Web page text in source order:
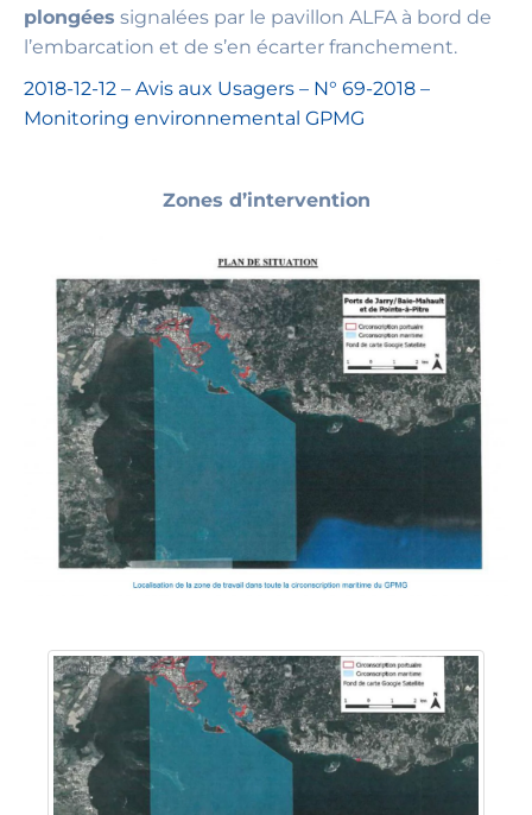
plongées signalées par le pavillon ALFA à bord de
l’embarcation et de s’en écarter franchement.
2018-12-12 – Avis aux Usagers – N° 69-2018 –
Monitoring environnemental GPMG
Zones d’intervention